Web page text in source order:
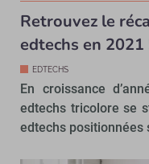
Retrouvez le
edtechs en 2021
EDTECHS
En croissance
edtechs tricolore se
edtechs positionnées